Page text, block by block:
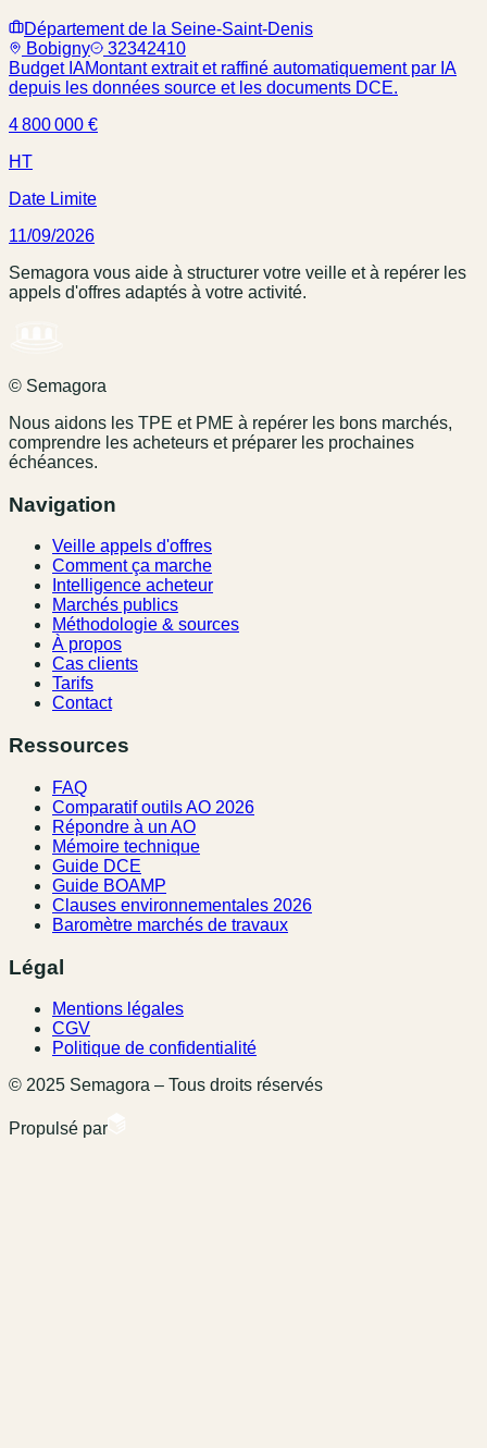
Département de la Seine-Saint-Denis
Bobigny
32342410
Budget IAMontant extrait et raffiné automatiquement par IA
depuis les données source et les documents DCE.
4 800 000 €
HT
Date Limite
11/09/2026
Semagora vous aide à structurer votre veille et à repérer les
appels d'offres adaptés à votre activité.
© Semagora
Nous aidons les TPE et PME à repérer les bons marchés,
comprendre les acheteurs et préparer les prochaines
échéances.
Navigation
Veille appels d'offres
Comment ça marche
Intelligence acheteur
Marchés publics
Méthodologie & sources
À propos
Cas clients
Tarifs
Contact
Ressources
FAQ
Comparatif outils AO 2026
Répondre à un AO
Mémoire technique
Guide DCE
Guide BOAMP
Clauses environnementales 2026
Baromètre marchés de travaux
Légal
Mentions légales
CGV
Politique de confidentialité
© 2025 Semagora – Tous droits réservés
Propulsé par